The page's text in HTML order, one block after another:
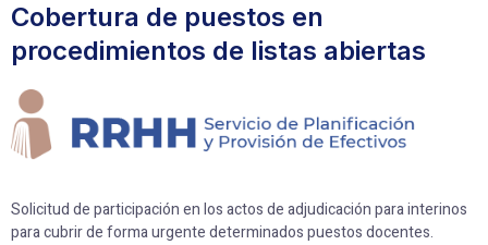
Cobertura de puestos en
procedimientos de listas abiertas
Solicitud de participación en los actos de adjudicación para interinos
para cubrir de forma urgente determinados puestos docentes.